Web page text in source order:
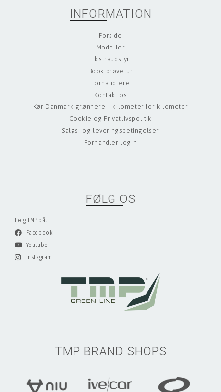
INFORMATION
Forside
Modeller
Ekstraudstyr
Book prøvetur
Forhandlere
Kontakt os
Kør Danmark grønnere – kilometer for kilometer
Cookie og Privatlivspolitik
Salgs- og leveringsbetingelser
Forhandler login
FØLG OS
Følg TMP på...
Facebook
Youtube
Instagram
TMP BRAND SHOPS